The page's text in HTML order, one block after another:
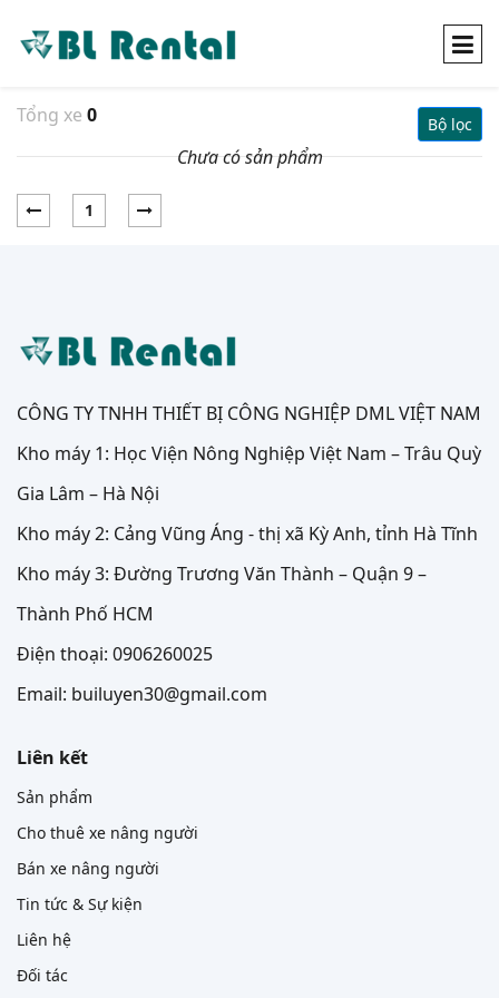
Tổng xe 0 Bộ lọc
Chưa có sản phẩm
1
CÔNG TY TNHH THIẾT BỊ CÔNG NGHIỆP DML VIỆT NAM
Kho máy 1: Học Viện Nông Nghiệp Việt Nam – Trâu Quỳ
Gia Lâm – Hà Nội
Kho máy 2: Cảng Vũng Áng - thị xã Kỳ Anh, tỉnh Hà Tĩnh
Kho máy 3: Đường Trương Văn Thành – Quận 9 –
Thành Phố HCM
Điện thoại: 0906260025
Email: builuyen30@gmail.com
Liên kết
Sản phẩm
Cho thuê xe nâng người
Bán xe nâng người
Tin tức & Sự kiện
Liên hệ
Đối tác